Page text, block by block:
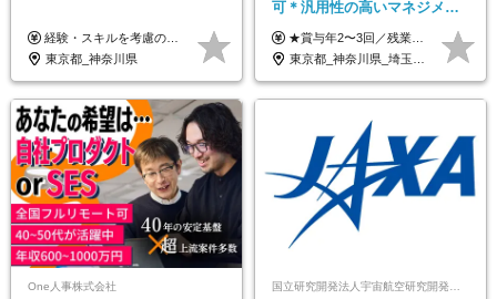
経験・スキルを考慮の上、決定します。
東京都_神奈川県
可＊汎用性の高いマネジメン
トスキル＊年収1000万以上可
★賞与年2〜3回／残業代全額支給／子ども手当（月1万円）／誕生日手当（年1回1万円）★ ＜初年度の想定年収:600万円～800万円＞ 月給50万7000円～70万4000円＋賞与年2回＋決算賞与 ※経験・能力を考慮のうえ決定します。 ※専門性を高めながらチームを牽引する「プロジェクト推進力」を高く評価し、給与へダイレクトに反映します。 ※試用期間6ヶ月（待遇変動なし） 年収800万円以上も⽬指せます。 経験・スキル・前職給与を最大限に考慮し、 ご納得いただける条件を提示します。 【賞与】 年2〜3回支給（7月・12月＋業績により決算賞与） 当社では、目の前の案件による固定報酬だけが評価の全てではありません。 メンバー育成、現場でのポジション拡大、 ナレッジの共有、そして組織づくりへの参画など、 「会社への貢献度（ビジネスプロセス）」 を昇給・賞与へダイレクトに反映しています。 専門性を高める「技術」と、チームを前進させる「プロジェクト推進」。 この両輪を回すことで、確かなスキル成長と年収アップを同時に実現できる環境です。
東京都_神奈川県_埼玉県_千葉県
One人事株式会社